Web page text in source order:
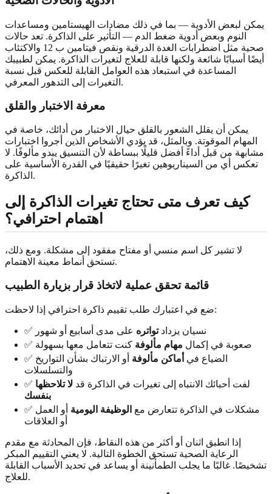
يمكن لبعض الأدوية — بما في ذلك مضادات الهيستامين ومساعدات
النوم وبعض أدوية ضغط الدم — التأثير على الذاكرة. تعد حالات
صحية مثل اضطرابات الغدة الدرقية ونقص فيتامين ب 12 والاكتئاب
أيضًا أسبابًا شائعة ولكنها قابلة للعلاج لتغيرات الذاكرة. يمكن لطبيبك
المساعدة في استبعاد هذه العوامل القابلة للعكس قبل نسبة
التغيرات إلى التدهور المعرفي.
معرفة الاختبار والقلق
يمكن أن يقلل الشعور بالقلق حيال الاختبار من أدائك، خاصة في
المهام الموقوتة. وبالمثل، قد يؤدي الأشخاص الذين أجروا اختبارات
مشابهة من قبل أداءً أفضل قليلًا ببساطة لأن التنسيق يبدو مألوفًا. لا
تعكس أي من السيناريوهين تغيرًا حقيقيًا في القدرة الأساسية على
الذاكرة.
كيف تعرف متى تحتاج تغيرات الذاكرة إلى
اهتمام احترافي؟
لا تشير كل اسم منسي أو مفتاح مفقود إلى مشكلة. ومع ذلك،
تستحق أنماط معينة الاهتمام.
قائمة تحقق عملية لاتخاذ قرار بزيارة الطبيب
ضع في اعتبارك طلب تقييم ذاكرة احترافي إذا لاحظت:
✅ نسيان يزدادتواتره على مدى أسابيع أو شهور
✅ صعوبة في إكمال مهام مألوفة كنت تتعامل معها بسهولة
✅ الضياع في أماكن مألوفة أو الارتباك بشأن التواريخ
والتسلسلات
✅ لفت أحبائك الانتباه إلى تغيرات في الذاكرة قد لا تلاحظها
بنفسك
✅ مشكلات في الذاكرة تتعارض مع الوظيفة اليومية أو العمل
أو العلاقات
إذا انطبق اثنان أو أكثر من هذه النقاط، فإن المحادثة مع مقدم
الرعاية الصحية تستحق الخطوة التالية. لا يعني التقييم المبكر
تشخيصًا. غالبًا ما يجلب الطمأنينة أو يساعد في تحديد الأسباب القابلة
للعلاج.